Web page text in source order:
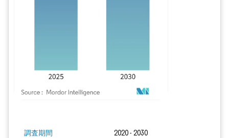
調査期間 2020 - 2030